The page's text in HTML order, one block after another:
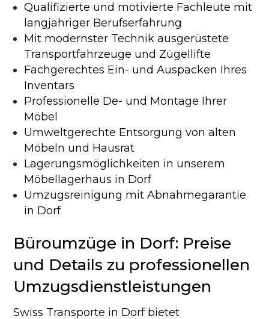
Qualifizierte und motivierte Fachleute mit
langjähriger Berufserfahrung
Mit modernster Technik ausgerüstete
Transportfahrzeuge und Zügellifte
Fachgerechtes Ein- und Auspacken Ihres
Inventars
Professionelle De- und Montage Ihrer
Möbel
Umweltgerechte Entsorgung von alten
Möbeln und Hausrat
Lagerungsmöglichkeiten in unserem
Möbellagerhaus in Dorf
Umzugsreinigung mit Abnahmegarantie
in Dorf
Büroumzüge in Dorf: Preise
und Details zu professionellen
Umzugsdienstleistungen
Swiss Transporte in Dorf bietet